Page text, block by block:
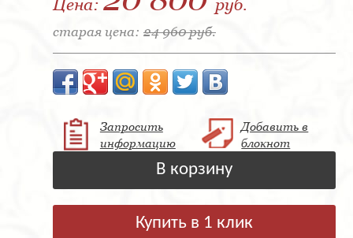
Цена: руб.
старая цена: 24 960 руб.
Запросить
информацию
Добавить в
блокнот
В корзину
Купить в 1 клик